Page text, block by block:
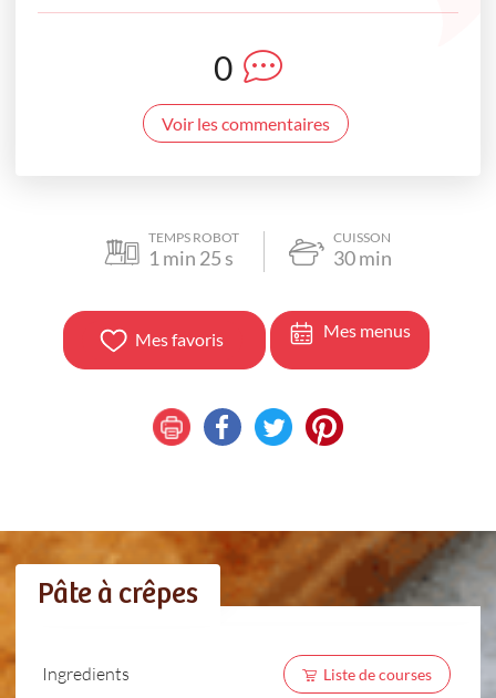
0
Voir les commentaires
TEMPS ROBOT
1 min 25 s
CUISSON
30min
Mes favoris Mes menus
Pâte à crêpes
Ingredients Liste de courses